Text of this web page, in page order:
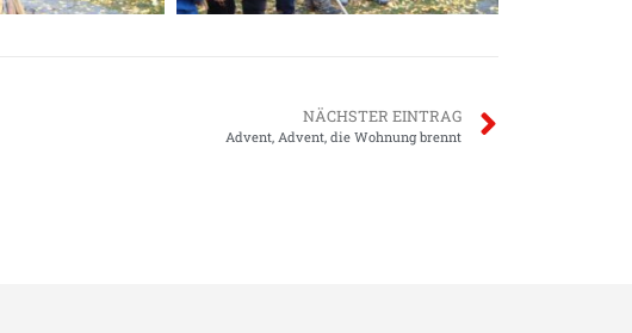
NÄCHSTER EINTRAG
Advent, Advent, die Wohnung brennt